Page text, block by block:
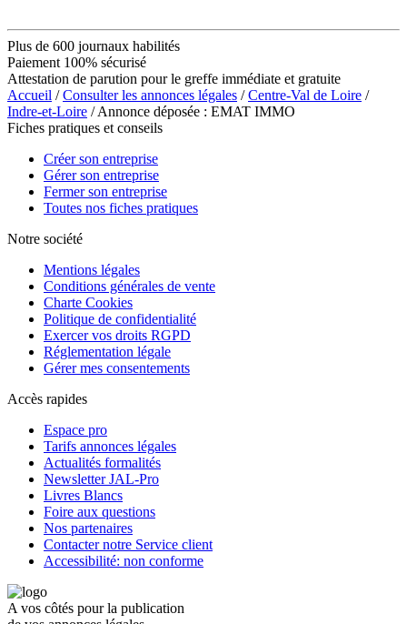
Plus de 600 journaux habilités
Paiement 100% sécurisé
Attestation de parution pour le greffe immédiate et gratuite
Accueil /Consulter les annonces légales /Centre-Val de Loire /
Indre-et-Loire / Annonce déposée : EMAT IMMO
Fiches pratiques et conseils
Créer son entreprise
Gérer son entreprise
Fermer son entreprise
Toutes nos fiches pratiques
Notre société
Mentions légales
Conditions générales de vente
Charte Cookies
Politique de confidentialité
Exercer vos droits RGPD
Réglementation légale
Gérer mes consentements
Accès rapides
Espace pro
Tarifs annonces légales
Actualités formalités
Newsletter JAL-Pro
Livres Blancs
Foire aux questions
Nos partenaires
Contacter notre Service client
Accessibilité: non conforme
A vos côtés pour la publication